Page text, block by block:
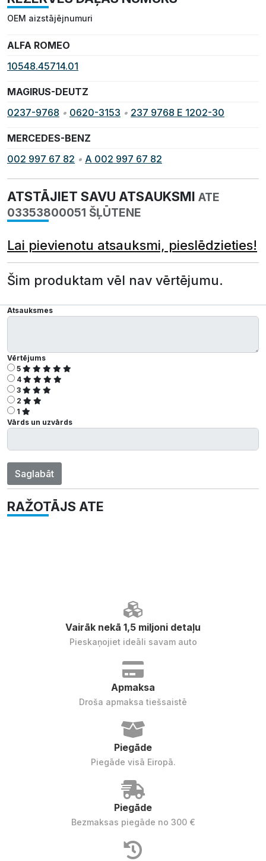
OEM aizstājējnumuri
ALFA ROMEO
10548.45714.01
MAGIRUS-DEUTZ
0237-9768 • 0620-3153 • 237 9768 E 1202-30
MERCEDES-BENZ
002 997 67 82 • A 002 997 67 82
ATSTĀJIET SAVU ATSAUKSMI ATE
03353800051 ŠĻŪTENE
Lai pievienotu atsauksmi, pieslēdzieties!
Šim produktam vēl nav vērtējumu.
Atsauksmes
Vērtējums
5
4
3
2
1
Vārds un uzvārds
Saglabāt
RAŽOTĀJS ATE
Vairāk nekā 1,5 miljoni detaļu
Pieskaņojiet ideāli savam auto
Apmaksa
Droša apmaksa tiešsaistē
Piegāde
Piegāde visā Eiropā.
Piegāde
Bezmaksas piegāde no 300 €